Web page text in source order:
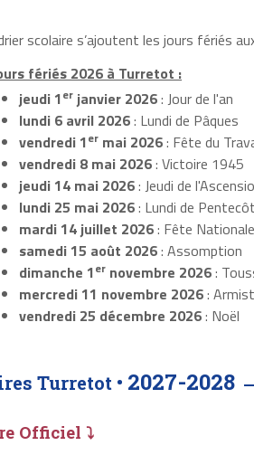
scolaire s’ajoutent les jours fériés
fériés 2026 à Turretot :
jeudi 1erjanvier 2026: Jour de l'an
lundi 6 avril 2026: Lundi de Pâques
vendredi 1ermai 2026: Fête du
vendredi 8 mai 2026: Victoire 1945
jeudi 14 mai 2026: Jeudi de
lundi 25 mai 2026: Lundi de
mardi 14 juillet 2026: Fête Nationale
samedi 15 août 2026: Assomption
dimanche 1ernovembre 2026:
mercredi 11 novembre 2026:
vendredi 25 décembre 2026: Noël
Turretot • 2027-2028
Officiel ⤵